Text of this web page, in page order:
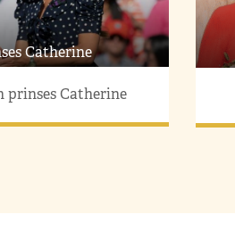
Catherine
prinses Catherine